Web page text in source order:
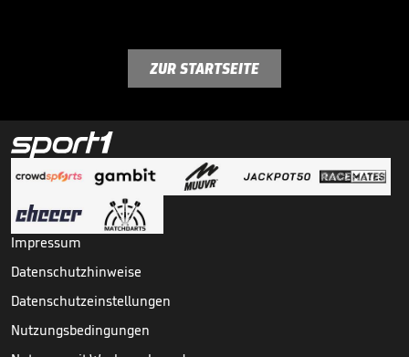
ZUR STARTSEITE
Impressum
Datenschutzhinweise
Datenschutzeinstellungen
Nutzungsbedingungen